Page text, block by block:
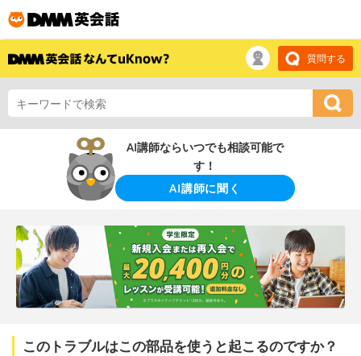
質問する
AI講師ならいつでも相談可能で
す！
AI講師に聞く
このトラブルはこの部品を使うと起こるのですか？